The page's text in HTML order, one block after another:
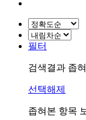
필터
검색결과 좁혀
선택해제
좁혀본 항목